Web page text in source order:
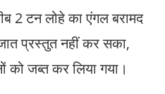
2 टन लोहे का एंगल बरामद
प्रस्तुत नहीं कर सका,
को जब्त कर लिया गया।